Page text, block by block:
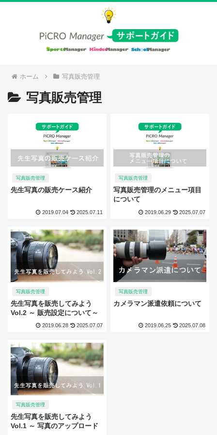
ホーム 写真販売管理
写真販売管理
写真販売管理
先生写真の販売ケース紹介
2019.07.04 2025.07.11
写真販売管理
写真販売管理のメニュー項目
について
2019.06.29 2025.07.07
写真販売管理
先生写真を販売してみよう
Vol.2 ～ 販売設定について～
2019.06.28 2025.07.07
写真販売管理
カメラマン派遣依頼について
2019.06.25 2025.07.08
写真販売管理
先生写真を販売してみよう
Vol.1 ～ 写真のアップロード